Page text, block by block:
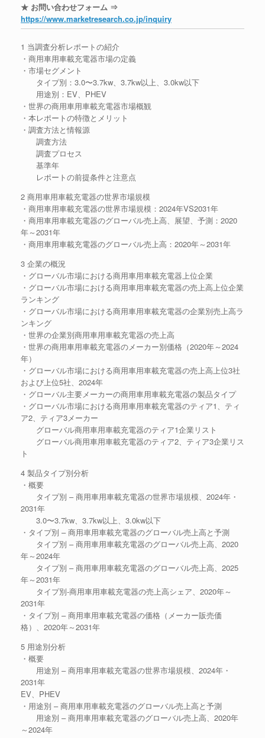
★ お問い合わせフォーム ⇒
https://www.marketresearch.co.jp/inquiry
1 当調査分析レポートの紹介
・商用車用車載充電器市場の定義
・市場セグメント
タイプ別：3.0〜3.7kw、3.7kw以上、3.0kw以下
用途別：EV、PHEV
・世界の商用車用車載充電器市場概観
・本レポートの特徴とメリット
・調査方法と情報源
調査方法
調査プロセス
基準年
レポートの前提条件と注意点
2 商用車用車載充電器の世界市場規模
・商用車用車載充電器の世界市場規模：2024年VS2031年
・商用車用車載充電器のグローバル売上高、展望、予測：2020
年～2031年
・商用車用車載充電器のグローバル売上高：2020年～2031年
3 企業の概況
・グローバル市場における商用車用車載充電器上位企業
・グローバル市場における商用車用車載充電器の売上高上位企業
ランキング
・グローバル市場における商用車用車載充電器の企業別売上高ラ
ンキング
・世界の企業別商用車用車載充電器の売上高
・世界の商用車用車載充電器のメーカー別価格（2020年～2024
年）
・グローバル市場における商用車用車載充電器の売上高上位3社
および上位5社、2024年
・グローバル主要メーカーの商用車用車載充電器の製品タイプ
・グローバル市場における商用車用車載充電器のティア1、ティ
ア2、ティア3メーカー
グローバル商用車用車載充電器のティア1企業リスト
グローバル商用車用車載充電器のティア2、ティア3企業リス
ト
4 製品タイプ別分析
・概要
タイプ別 – 商用車用車載充電器の世界市場規模、2024年・
2031年
3.0〜3.7kw、3.7kw以上、3.0kw以下
・タイプ別 – 商用車用車載充電器のグローバル売上高と予測
タイプ別 – 商用車用車載充電器のグローバル売上高、2020
年～2024年
タイプ別 – 商用車用車載充電器のグローバル売上高、2025
年～2031年
タイプ別-商用車用車載充電器の売上高シェア、2020年～
2031年
・タイプ別 – 商用車用車載充電器の価格（メーカー販売価
格）、2020年～2031年
5 用途別分析
・概要
用途別 – 商用車用車載充電器の世界市場規模、2024年・
2031年
EV、PHEV
・用途別 – 商用車用車載充電器のグローバル売上高と予測
用途別 – 商用車用車載充電器のグローバル売上高、2020年
～2024年